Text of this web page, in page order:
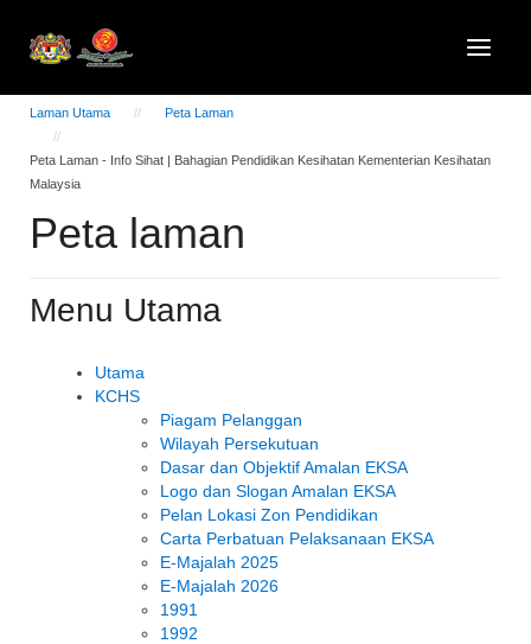
Laman Utama Peta Laman
Peta Laman - Info Sihat | Bahagian Pendidikan Kesihatan Kementerian Kesihatan
Malaysia
Peta laman
Menu Utama
Utama
KCHS
Piagam Pelanggan
Wilayah Persekutuan
Dasar dan Objektif Amalan EKSA
Logo dan Slogan Amalan EKSA
Pelan Lokasi Zon Pendidikan
Carta Perbatuan Pelaksanaan EKSA
E-Majalah 2025
E-Majalah 2026
1991
1992